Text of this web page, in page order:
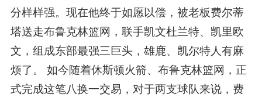
分样样强。现在他终于如愿以偿，被老板费尔蒂
塔送走布鲁克林篮网，联手凯文杜兰特、凯里欧
文，组成东部最强三巨头，雄鹿、凯尔特人有麻
烦了。 如今随着休斯顿火箭、布鲁克林篮网，正
式完成这笔八换一交易，对于两支球队来说，费